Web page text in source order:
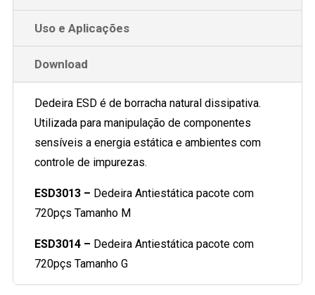
Uso e Aplicações
Download
Dedeira ESD é de borracha natural dissipativa.
Utilizada para manipulação de componentes
sensíveis a energia estática e ambientes com
controle de impurezas.
ESD3013 – Dedeira Antiestática pacote com
720pçs Tamanho M
ESD3014 – Dedeira Antiestática pacote com
720pçs Tamanho G